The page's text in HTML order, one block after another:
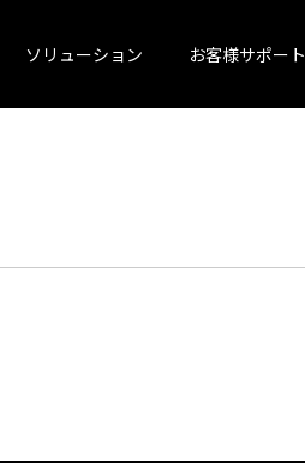
ソリューション お客様サポート